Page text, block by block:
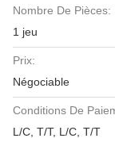
Nombre De Pièces:
1 jeu
Prix:
Négociable
Conditions De
L/C, T/T, L/C, T/T